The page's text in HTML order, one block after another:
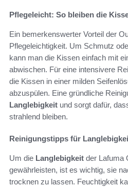
Pflegeleicht: So bleiben die
Ein bemerkenswerter Vorteil der
Pflegeleichtigkeit. Um Schmutz
kann man die Kissen einfach mit
abwischen. Für eine intensivere
die Kissen in einer milden
abzuspülen. Eine gründliche
Langlebigkeit und sorgt dafür,
strahlend bleiben.
Reinigungstipps für
Um die Langlebigkeit der Lafuma
gewährleisten, ist es wichtig, sie
trocknen zu lassen. Feuchtigkeit